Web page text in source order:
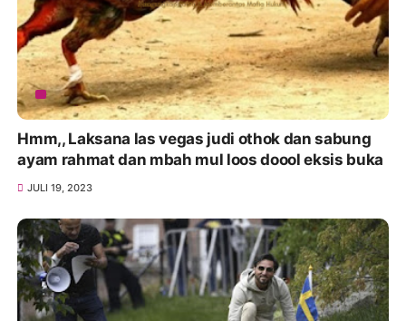
Hmm,, Laksana las vegas judi othok dan sabung
ayam rahmat dan mbah mul loos doool eksis buka
JULI 19, 2023